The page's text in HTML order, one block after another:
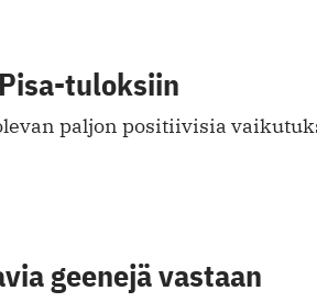
tuloksiin
paljon positiivisia
geenejä vastaan